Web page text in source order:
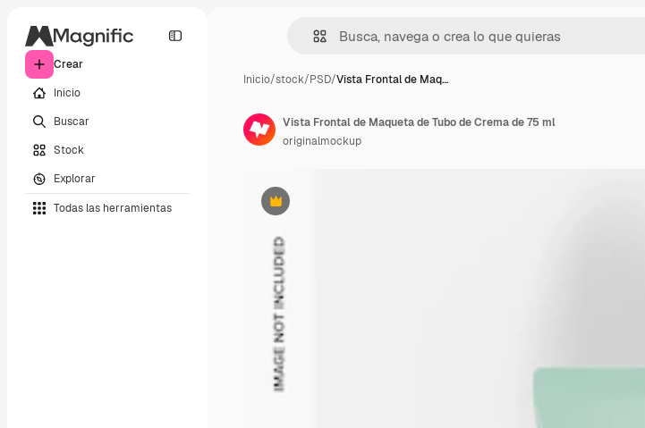
Crear
Inicio
Buscar
Stock
Explorar
Todas las herramientas
Inicio/stock/PSD/Vista Frontal de Maq…
Premium
Vista Frontal de Maqueta de Tubo de Crema de 75 ml
originalmockup